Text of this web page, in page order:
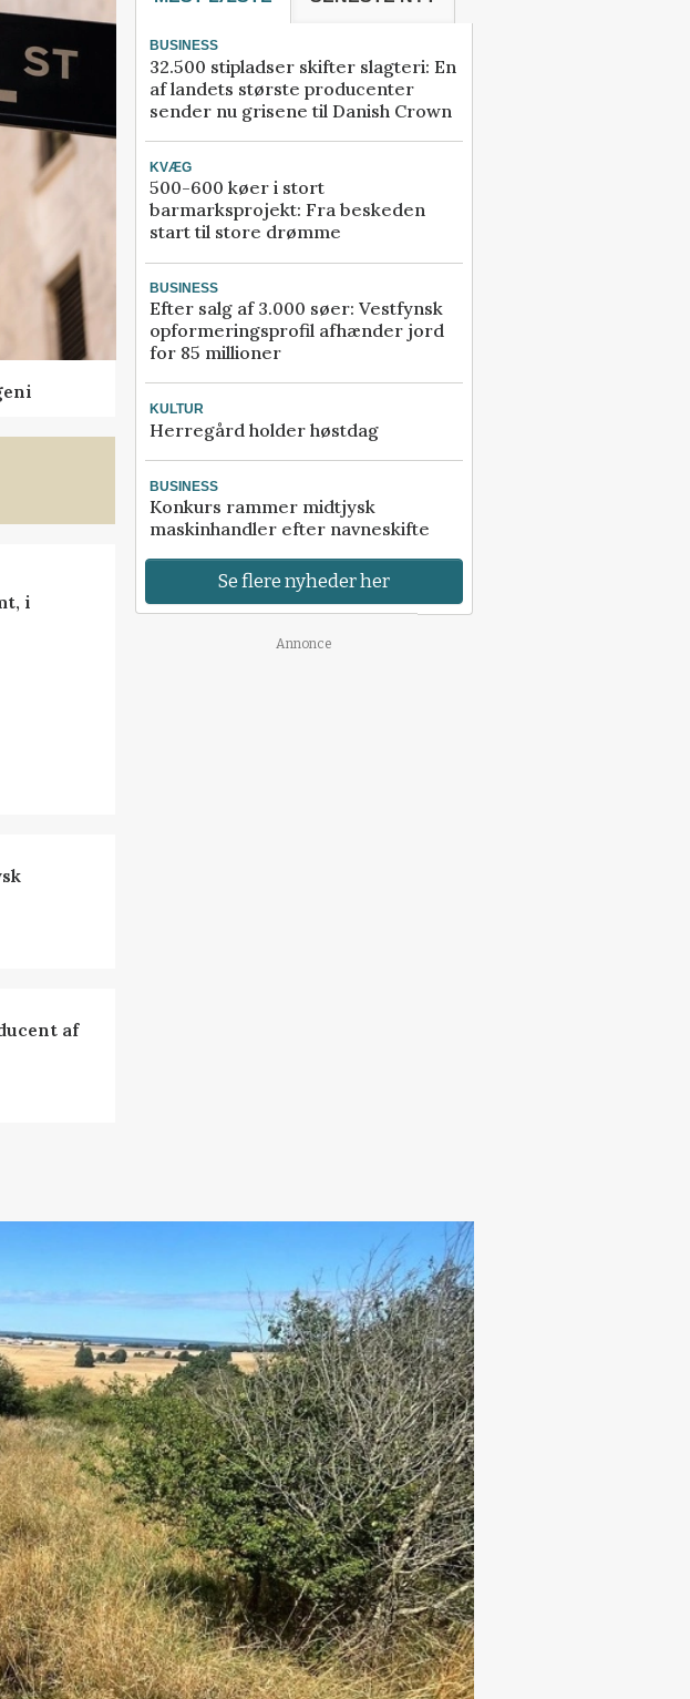
i
af
BUSINESS
32.500 stipladser skifter slagteri: En
af landets største producenter
sender nu grisene til Danish Crown
KVÆG
500-600 køer i stort
barmarksprojekt: Fra beskeden
start til store drømme
BUSINESS
Efter salg af 3.000 søer: Vestfynsk
opformeringsprofil afhænder jord
for 85 millioner
KULTUR
Herregård holder høstdag
BUSINESS
Konkurs rammer midtjysk
maskinhandler efter navneskifte
Se flere nyheder her
Annonce